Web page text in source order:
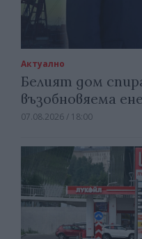
Актуално
Белият дом
възобновяема
07.08.2026 / 18:00